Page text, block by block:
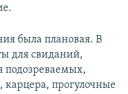
была плановая. В
для свиданий,
подозреваемых,
прогулочные